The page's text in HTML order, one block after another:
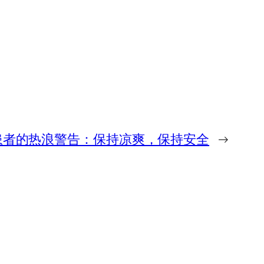
的热浪警告：保持凉爽，保持安全 →